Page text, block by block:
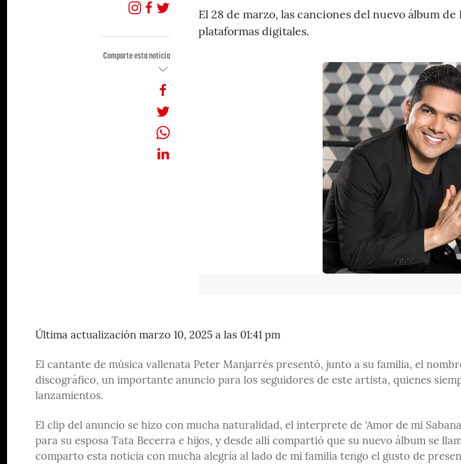
Comparte esta noticia
El 28 de marzo, las canciones del nuevo álbum
plataformas digitales.
Última actualización marzo 10, 2025 a las 01:41 pm
El cantante de música vallenata Peter Manjarrés presentó, junto a su familia, el
discográfico, un importante anuncio para los seguidores de este artista, quienes
lanzamientos.
El clip del anuncio se hizo con mucha naturalidad, el interprete de ‘Amor de mi
para su esposa Tata Becerra e hijos, y desde allí compartió que su nuevo álbum se
comparto esta noticia con mucha alegría al lado de mi familia tengo el gusto de